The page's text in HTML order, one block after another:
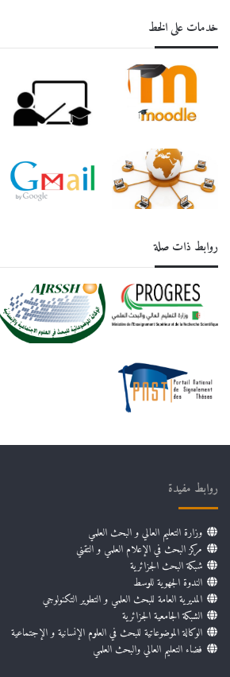
خدمات على الخط
روابط ذات صلة
روابط مفيدة
وزارة التعليم العالي و البحث العلمي
مركز البحث في الإعلام العلمي و التقني
شبكة البحث الجزائرية
الندوة الجهوية للوسط
المديرية العامة للبحث العلمي و التطوير التكنولوجي
الشبكة الجامعية الجزائرية
الوكالة الموضوعاتية للبحث في العلوم الإنسانية و الإجتماعية
فضاء التعليم العالي والبحث العلمي